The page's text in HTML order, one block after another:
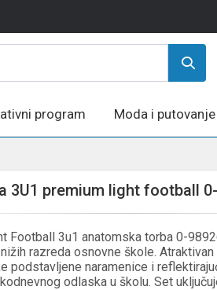
program Moda i putovanje
3U1 premium light football
Football 3u1 anatomska torba 0-
razreda osnovne škole.
podstavljene naramenice i
odlaska u školu. Set